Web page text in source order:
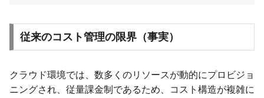
従来のコスト管理の限界（事実）
クラウド環境では、数多くのリソースが動的にプロビジョ
ニングされ、従量課金制であるため、コスト構造が複雑に